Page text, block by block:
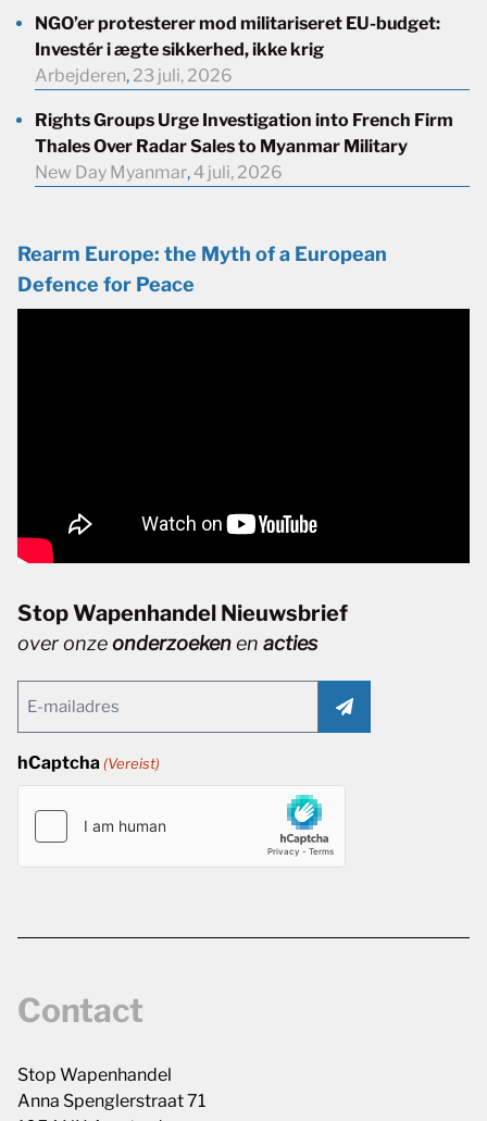
NGO’er protesterer mod militariseret EU-budget:
Investér i ægte sikkerhed, ikke krig
Arbejderen, 23 juli, 2026
Rights Groups Urge Investigation into French Firm
Thales Over Radar Sales to Myanmar Military
New Day Myanmar, 4 juli, 2026
Rearm Europe: the Myth of a European
Defence for Peace
Stop Wapenhandel Nieuwsbrief
over onzeonderzoekenen acties
(Vereist)
hCaptcha (Vereist)
Contact
Stop Wapenhandel
Anna Spenglerstraat 71